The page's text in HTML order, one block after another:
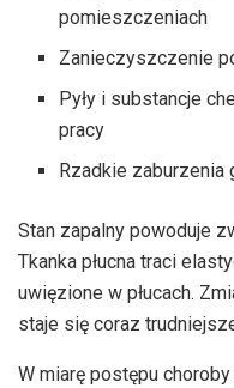
pomieszczeniach
Zanieczyszczenie
Pyły i substancje
pracy
Rzadkie zaburzenia
Stan zapalny powoduje
Tkanka płucna traci
uwięzione w płucach.
staje się coraz
W miarę postępu